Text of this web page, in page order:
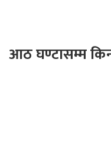
आठ घण्टासम्म किन